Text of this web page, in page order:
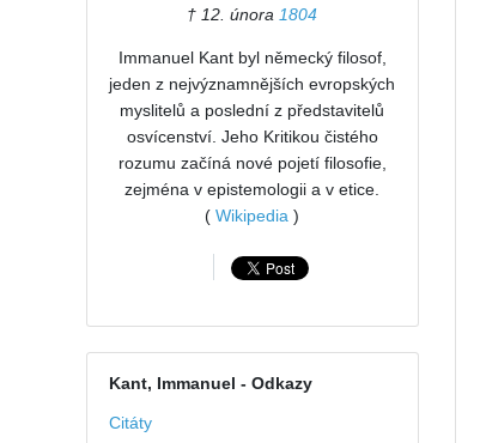
† 12. února 1804
Immanuel Kant byl německý filosof,
jeden z nejvýznamnějších evropských
myslitelů a poslední z představitelů
osvícenství. Jeho Kritikou čistého
rozumu začíná nové pojetí filosofie,
zejména v epistemologii a v etice.
(Wikipedia )
Kant, Immanuel - Odkazy
Citáty